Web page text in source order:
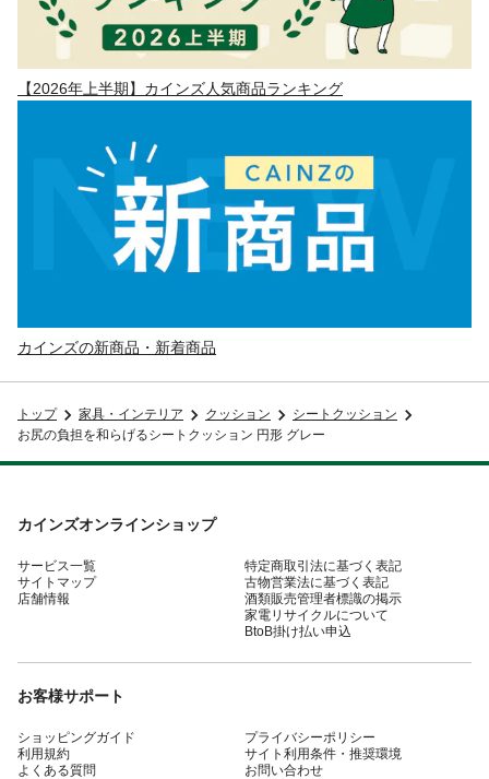
【2026年上半期】カインズ人気商品ランキング
カインズの新商品・新着商品
トップ 家具・インテリア クッション
シートクッション
お尻の負担を和らげるシートクッション 円形 グレー
カインズオンラインショップ
サービス一覧
サイトマップ
店舗情報
特定商取引法に基づく表記
古物営業法に基づく表記
酒類販売管理者標識の掲示
家電リサイクルについて
BtoB掛け払い申込
お客様サポート
ショッピングガイド
利用規約
よくある質問
プライバシーポリシー
サイト利用条件・推奨環境
お問い合わせ